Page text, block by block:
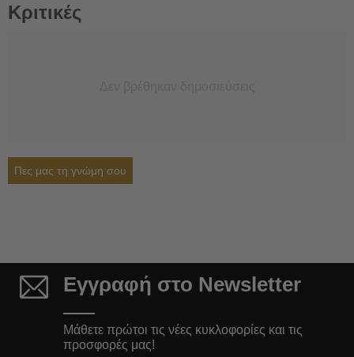
Κριτικές
Πες μας τη γνώμη σου
Εγγραφή στο Newsletter
Μάθετε πρώτοι τις νέες κυκλοφορίες και τις
προσφορές μας!